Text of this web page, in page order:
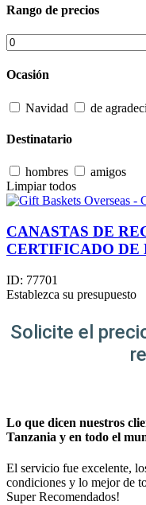
Rango de precios
Ocasión
Navidad de
Destinatario
hombres
amigos
Limpiar todos
CANASTAS DE
CERTIFICADO DE
ID: 77701
Establezca su presupuesto
Solicite el
Lo que dicen nuestros
Tanzania y en todo el
El servicio fue excelente,
condiciones y lo mejor de
Super Recomendados!